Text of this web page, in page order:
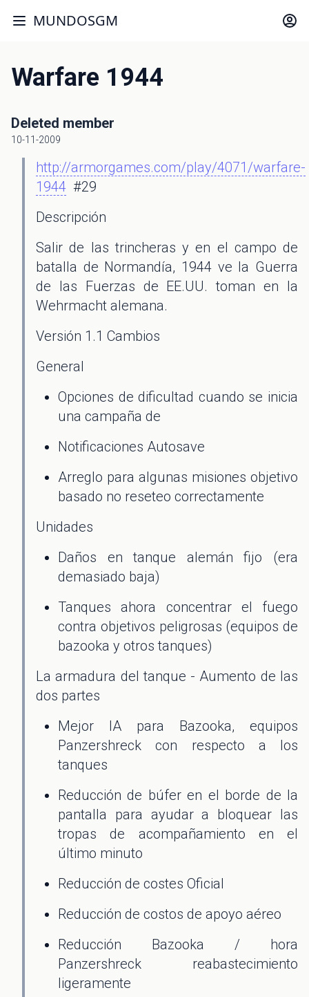
MUNDOSGM
Warfare 1944
Deleted member
10-11-2009
http://armorgames.com/play/4071/warfare-
1944 #29
Descripción
Salir de las trincheras y en el campo de
batalla de Normandía, 1944 ve la Guerra
de las Fuerzas de EE.UU. toman en la
Wehrmacht alemana.
Versión 1.1 Cambios
General
Opciones de dificultad cuando se inicia
una campaña de
Notificaciones Autosave
Arreglo para algunas misiones objetivo
basado no reseteo correctamente
Unidades
Daños en tanque alemán fijo (era
demasiado baja)
Tanques ahora concentrar el fuego
contra objetivos peligrosas (equipos de
bazooka y otros tanques)
La armadura del tanque - Aumento de las
dos partes
Mejor IA para Bazooka, equipos
Panzershreck con respecto a los
tanques
Reducción de búfer en el borde de la
pantalla para ayudar a bloquear las
tropas de acompañamiento en el
último minuto
Reducción de costes Oficial
Reducción de costos de apoyo aéreo
Reducción Bazooka / hora
Panzershreck reabastecimiento
ligeramente